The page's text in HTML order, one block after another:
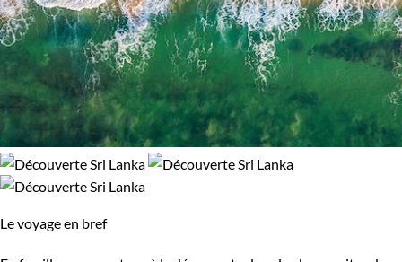
Ouzbekistan Pakistan
Palestine Panama
Pérou Philippines
Pologne Portugal
République tchèque
Le voyage en bref